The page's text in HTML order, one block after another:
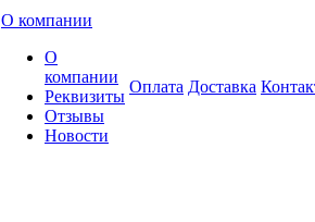
О компании
О
компании
Реквизиты
Отзывы
Новости
Оплата Доставка